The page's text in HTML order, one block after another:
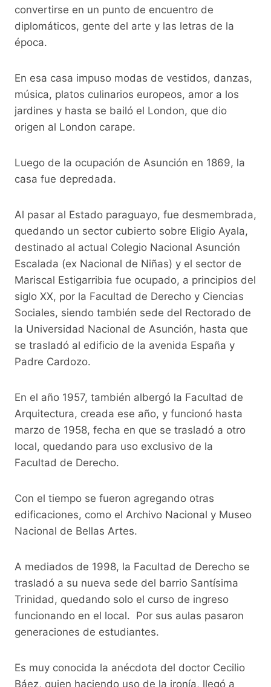
convertirse en un punto de encuentro de
diplomáticos, gente del arte y las letras de la
época.
En esa casa impuso modas de vestidos, danzas,
música, platos culinarios europeos, amor a los
jardines y hasta se bailó el London, que dio
origen al London carape.
Luego de la ocupación de Asunción en 1869, la
casa fue depredada.
Al pasar al Estado paraguayo, fue desmembrada,
quedando un sector cubierto sobre Eligio Ayala,
destinado al actual Colegio Nacional Asunción
Escalada (ex Nacional de Niñas) y el sector de
Mariscal Estigarribia fue ocupado, a principios del
siglo XX, por la Facultad de Derecho y Ciencias
Sociales, siendo también sede del Rectorado de
la Universidad Nacional de Asunción, hasta que
se trasladó al edificio de la avenida España y
Padre Cardozo.
En el año 1957, también albergó la Facultad de
Arquitectura, creada ese año, y funcionó hasta
marzo de 1958, fecha en que se trasladó a otro
local, quedando para uso exclusivo de la
Facultad de Derecho.
Con el tiempo se fueron agregando otras
edificaciones, como el Archivo Nacional y Museo
Nacional de Bellas Artes.
A mediados de 1998, la Facultad de Derecho se
trasladó a su nueva sede del barrio Santísima
Trinidad, quedando solo el curso de ingreso
funcionando en el local. Por sus aulas pasaron
generaciones de estudiantes.
Es muy conocida la anécdota del doctor Cecilio
Báez, quien haciendo uso de la ironía, llegó a